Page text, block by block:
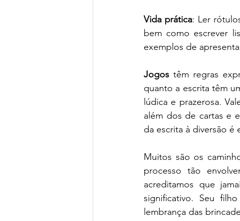
Vida prática: Ler
bem como escrever
exemplos de
Jogos têm regras
quanto a escrita têm
lúdica e prazerosa.
além dos de cartas e
da escrita à diversão é
Muitos são os
processo tão
acreditamos que
significativo. Seu
lembrança das